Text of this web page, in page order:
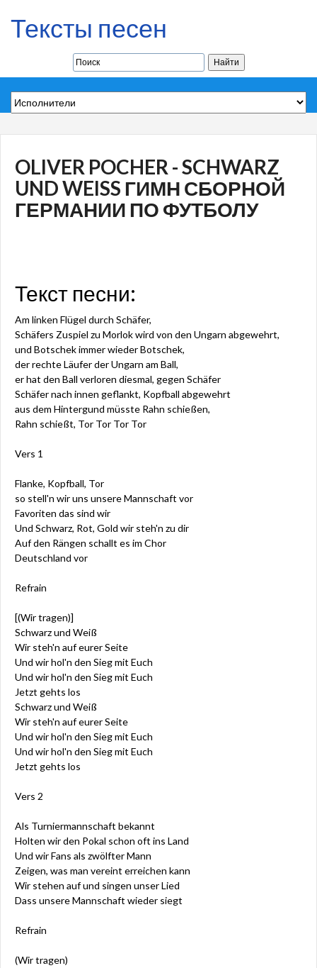
Тексты песен
OLIVER POCHER - SCHWARZ
UND WEISS ГИМН СБОРНОЙ
ГЕРМАНИИ ПО ФУТБОЛУ
Текст песни:
Am linken Flügel durch Schäfer,
Schäfers Zuspiel zu Morlok wird von den Ungarn abgewehrt,
und Botschek immer wieder Botschek,
der rechte Läufer der Ungarn am Ball,
er hat den Ball verloren diesmal, gegen Schäfer
Schäfer nach innen geflankt, Kopfball abgewehrt
aus dem Hintergund müsste Rahn schießen,
Rahn schießt, Tor Tor Tor Tor
Vers 1
Flanke, Kopfball, Tor
so stell'n wir uns unsere Mannschaft vor
Favoriten das sind wir
Und Schwarz, Rot, Gold wir steh'n zu dir
Auf den Rängen schallt es im Chor
Deutschland vor
Refrain
[(Wir tragen)]
Schwarz und Weiß
Wir steh'n auf eurer Seite
Und wir hol'n den Sieg mit Euch
Und wir hol'n den Sieg mit Euch
Jetzt gehts los
Schwarz und Weiß
Wir steh'n auf eurer Seite
Und wir hol'n den Sieg mit Euch
Und wir hol'n den Sieg mit Euch
Jetzt gehts los
Vers 2
Als Turniermannschaft bekannt
Holten wir den Pokal schon oft ins Land
Und wir Fans als zwölfter Mann
Zeigen, was man vereint erreichen kann
Wir stehen auf und singen unser Lied
Dass unsere Mannschaft wieder siegt
Refrain
(Wir tragen)